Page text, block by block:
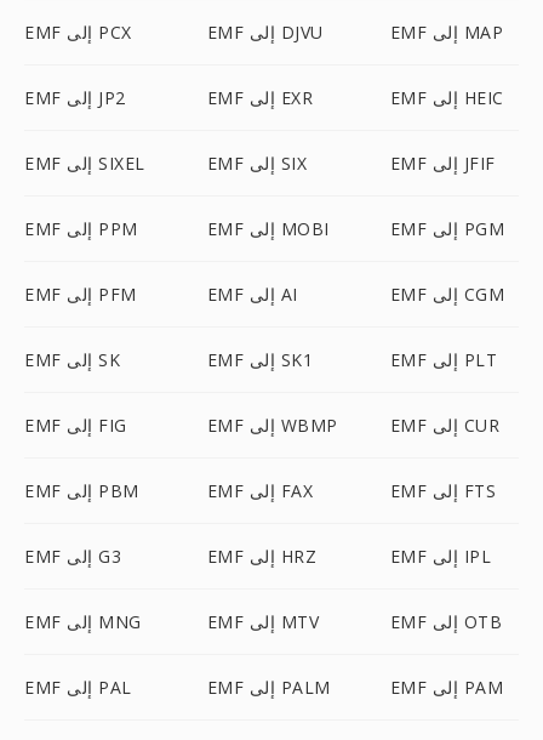
EMF إلى PCX EMF إلى DJVU EMF إلى MAP
EMF إلى JP2 EMF إلى EXR EMF إلى HEIC
EMF إلى SIXEL EMF إلى SIX EMF إلى JFIF
EMF إلى PPM EMF إلى MOBI EMF إلى PGM
EMF إلى PFM EMF إلى AI EMF إلى CGM
EMF إلى SK EMF إلى SK1 EMF إلى PLT
EMF إلى FIG EMF إلى WBMP EMF إلى CUR
EMF إلى PBM EMF إلى FAX EMF إلى FTS
EMF إلى G3 EMF إلى HRZ EMF إلى IPL
EMF إلى MNG EMF إلى MTV EMF إلى OTB
EMF إلى PAL EMF إلى PALM EMF إلى PAM